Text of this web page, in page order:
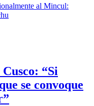
“Si
se convoque